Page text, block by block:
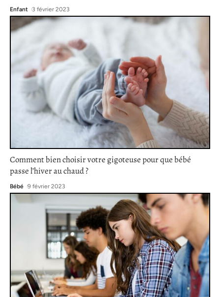
Enfant 3 février 2023
Comment bien choisir votre gigoteuse pour que bébé
passe l’hiver au chaud ?
Bébé 9 février 2023